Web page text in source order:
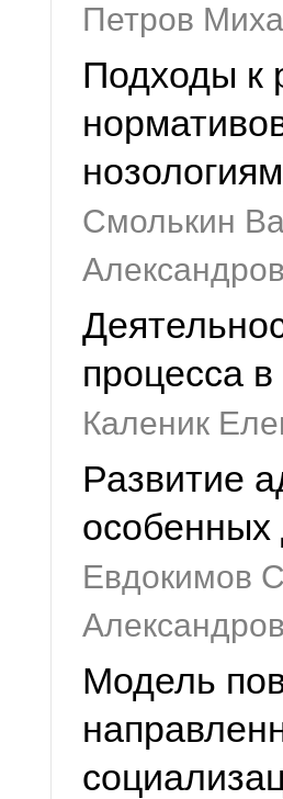
Петров
Подходы к
Смолькин
процесса
Каленик
Развитие
особенных
Евдокимов
Модель